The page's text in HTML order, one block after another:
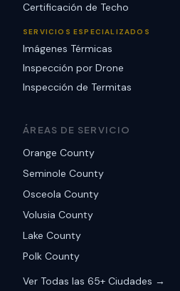
Certificación de Techo
SERVICIOS ESPECIALIZADOS
Imágenes Térmicas
Inspección por Drone
Inspección de Termitas
ÁREAS DE SERVICIO
Orange County
Seminole County
Osceola County
Volusia County
Lake County
Polk County
Ver Todas las 65+ Ciudades →